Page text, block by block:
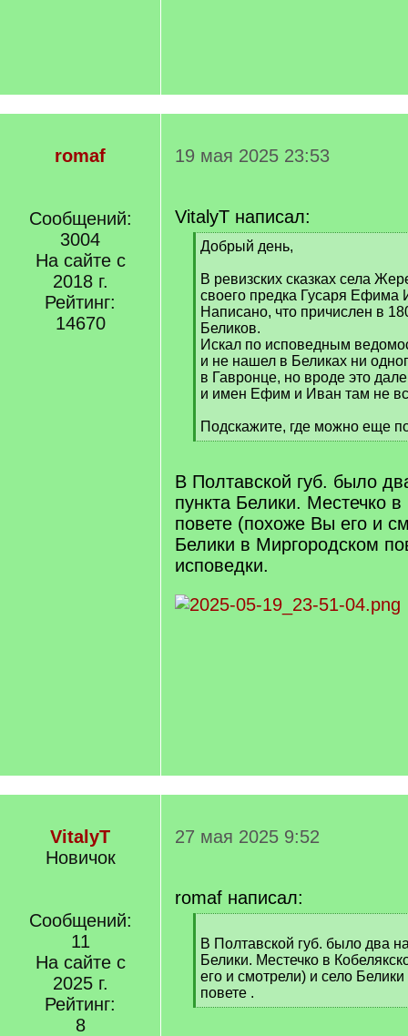
romaf
Сообщений:
3004
На сайте с
2018 г.
Рейтинг:
14670
19 мая 2025 23:53
VitalyT написал:
[
]
Добрый день,
В ревизских сказках села
своего предка Гусаря Ефима
Написано, что причислен в
Беликов.
Искал по исповедным
и не нашел в Беликах ни
в Гавронце, но вроде это
и имен Ефим и Иван там не
Подскажите, где можно еще
[
q
]
В Полтавской губ. было
пункта Белики. Местечко
повете (похоже Вы его и
Белики в Миргородском
исповедки.
VitalyT
Новичок
Сообщений:
11
На сайте с
2025 г.
Рейтинг:
8
27 мая 2025 9:52
romaf написал:
q
]
В Полтавской губ. было два
Белики. Местечко в
его и смотрели) и село
повете .
[